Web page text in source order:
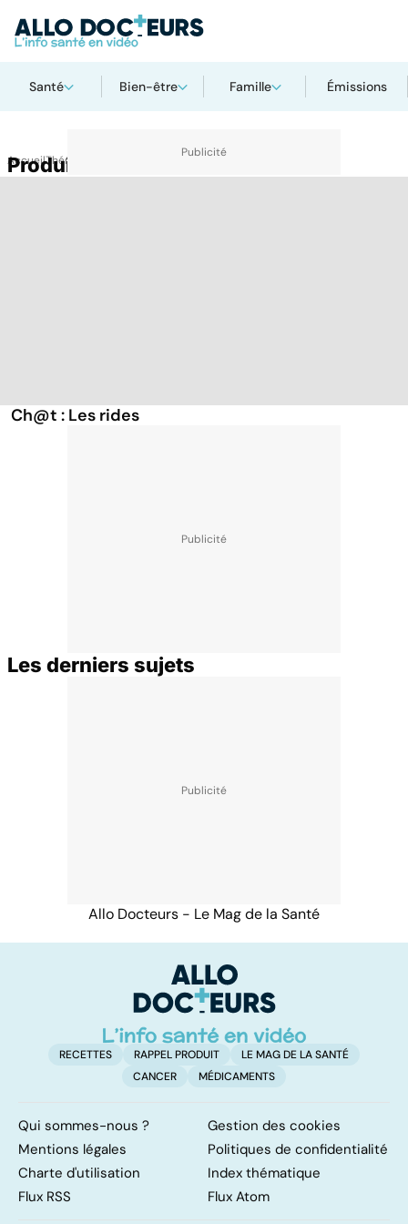
Santé Bien-être Famille Émissions
AccueilThématiques
Produit résorbable
Ch@t : Les rides
Les derniers sujets
Allo Docteurs - Le Mag de la Santé
RECETTES RAPPEL PRODUIT
LE MAG DE LA SANTÉ
CANCER
MÉDICAMENTS
Qui sommes-nous ?
Gestion des cookies
Mentions légales
Politiques de confidentialité
Charte d'utilisation
Index thématique
Flux RSS
Flux Atom